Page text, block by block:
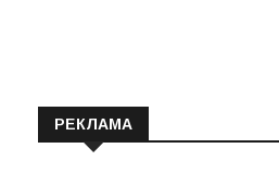
РЕКЛАМА